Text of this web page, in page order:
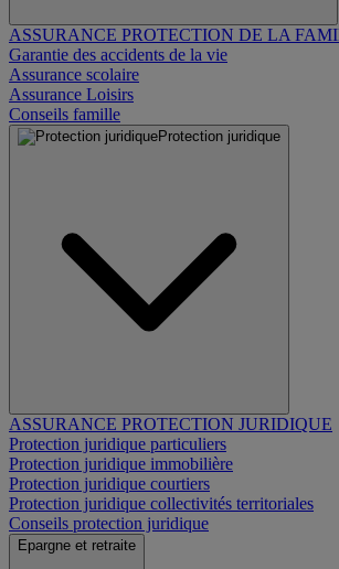
ASSURANCE PROTECTION DE LA
Garantie des accidents de la vie
Assurance scolaire
Assurance Loisirs
Conseils famille
Protection juridique
ASSURANCE PROTECTION JURIDIQUE
Protection juridique particuliers
Protection juridique immobilière
Protection juridique courtiers
Protection juridique collectivités territoriales
Conseils protection juridique
Epargne et retraite